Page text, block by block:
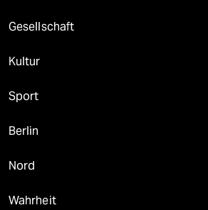
Gesellschaft
Kultur
Sport
Berlin
Nord
Wahrheit